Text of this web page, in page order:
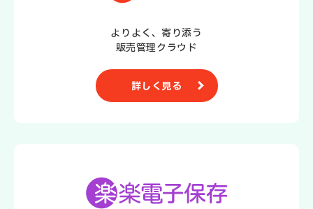
よりよく、寄り添う
販売管理クラウド
詳しく見る